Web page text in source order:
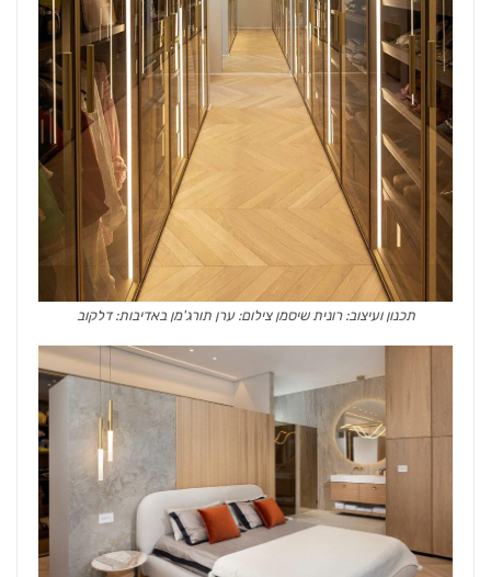
תכנון ועיצוב: רונית שיסמן צילום: ערן תורג'מן באדיבות: דלקוב